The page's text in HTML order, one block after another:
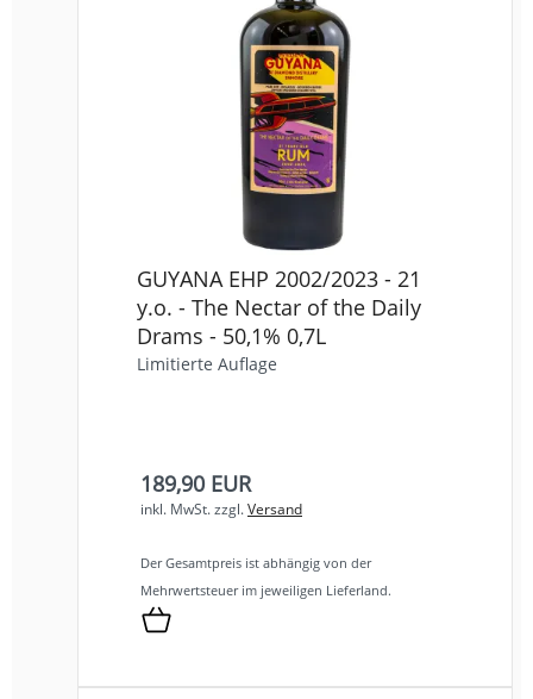
GUYANA EHP 2002/2023 - 21
y.o. - The Nectar of the Daily
Drams - 50,1% 0,7L
Limitierte Auflage
189,90 EUR
inkl. MwSt.zzgl.Versand
Der Gesamtpreis ist abhängig von der
Mehrwertsteuer im jeweiligen Lieferland.